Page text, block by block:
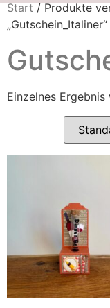
Start/ Produkte
„Gutschein_Italiner“
Einzelnes